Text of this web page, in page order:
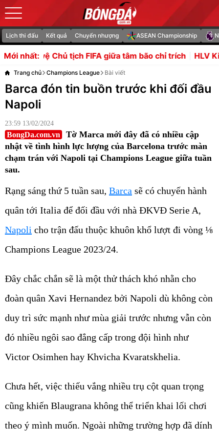
Lịch thi đấu Kết quả Chuyển nhượng ASEAN Championship
Mới nhất:
FIFA giữa tâm bão chỉ trích HLV Kim Sang-sik sẽ
Trang chủ Champions League Bài viết
Barca đón tin buồn trước khi đối đầu
Napoli
23:59 13/02/2024
BongDa.com.vn
Tờ Marca mới đây đã có nhiều cập
nhật về tình hình lực lượng của Barcelona trước màn
chạm trán với Napoli tại Champions League giữa tuần
sau.
Rạng sáng thứ 5 tuần sau, Barca sẽ có chuyến hành
quân tới Italia để đối đầu với nhà ĐKVĐ Serie A,
Napoli cho trận đấu thuộc khuôn khổ lượt đi vòng ⅛
Champions League 2023/24.
Đây chắc chắn sẽ là một thử thách khó nhằn cho
đoàn quân Xavi Hernandez bởi Napoli dù không còn
duy trì sức mạnh như mùa giải trước nhưng vẫn còn
đó nhiều ngôi sao đẳng cấp trong đội hình như
Victor Osimhen hay Khvicha Kvaratskhelia.
Chưa hết, việc thiếu vắng nhiều trụ cột quan trọng
cũng khiến Blaugrana không thể triển khai lối chơi
theo ý mình muốn. Ngoài những trường hợp đã dính